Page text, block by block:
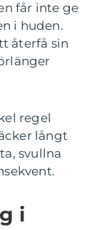
får inte ge
i huden.
återfå sin
regel
långt
svullna
i